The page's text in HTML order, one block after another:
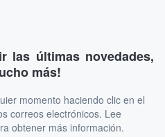
las últimas novedades,
más!
momento haciendo clic en el
correos electrónicos. Lee
obtener más información.